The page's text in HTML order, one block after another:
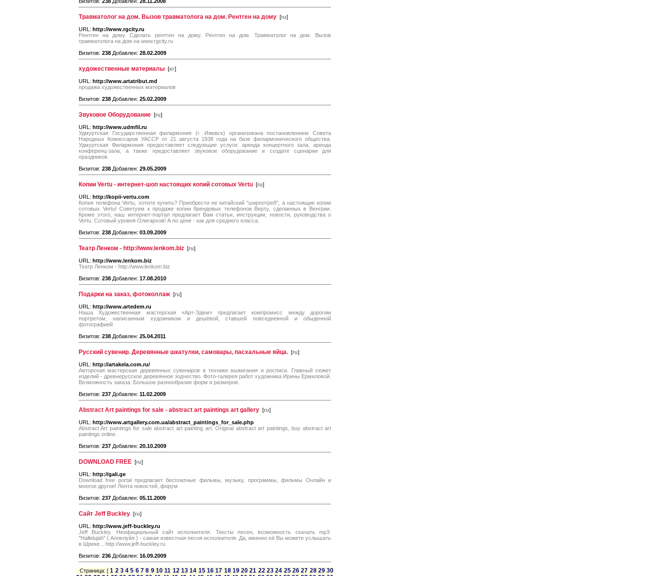
Травматолог на дом. Вызов травматолога на дом. Рентген на дому [ru]
URL: http://www.rgcity.ru
Рентген на дому. Сделать рентген на дому. Рентген на дом. Травматолог на дом. Вызов
травматолога на дом на www.rgcity.ru
Визитов: 238 Добавлен: 28.02.2009
художественные материалы [кг]
URL: http://www.artatribut.md
продажа художественных материалов
Визитов: 238 Добавлен: 25.02.2009
Звуковое Оборудование [ru]
URL: http://www.udmfil.ru
Удмуртская Государственная филармония (г. Ижевск) организована постановлением Совета
Народных Комиссаров УАССР от 21 августа 1938 года на базе филармонического общества.
Удмуртская Филармония предоставляет следующие услуги: аренда концертного зала, аренда
конференц-зала, а также предоставляет звуковое оборудование и создате сценарии для
праздников.
Визитов: 238 Добавлен: 29.05.2009
Копии Vertu - интернет-шоп настоящих копий сотовых Vertu [ru]
URL: http://kopii-vertu.com
Копия телефона Vertu, хотите купить? Приобрести не китайский "ширпотреб", а настоящие копии
сотовых Vertu! Советуем к продаже копии брендовых телефонов Верту, сделанных в Венгрии.
Кроме этого, наш интернет-портал предлагает Вам статьи, инструкции, новости, руководства о
Vertu. Сотовый уровня Олигархов! А по цене - как для среднего класса.
Визитов: 238 Добавлен: 03.09.2009
Театр Ленком - http://www.lenkom.biz [ru]
URL: http://www.lenkom.biz
Театр Ленком - http://www.lenkom.biz
Визитов: 238 Добавлен: 17.08.2010
Подарки на заказ, фотоколлаж [ru]
URL: http://www.artedem.ru
Наша Художественная мастерская «Арт-Эдем» предлагает компромисс между дорогим
портретом, написанным художником и дешёвой, ставшей повседневной и обыденной
фотографией
Визитов: 238 Добавлен: 25.04.2011
Русский сувенир. Деревянные шкатулки, самовары, пасхальные яйца. [ru]
URL: http://artakela.com.ru/
Авторская мастерская деревянных сувениров в технике выжигания и росписи. Главный сюжет
изделий - древнерусское деревянное зодчество. Фото-галерея работ художника Ирины Ермиловой.
Возможность заказа. Большое разнообразие форм и размеров.
Визитов: 237 Добавлен: 11.02.2009
Abstract Art paintings for sale - abstract art paintings art gallery [ru]
URL: http://www.artgallery.com.ua/abstract_paintings_for_sale.php
Abstract Art paintings for sale abstract art painting art. Original abstract art paintings, buy abstract art
paintings online.
Визитов: 237 Добавлен: 20.10.2009
DOWNLOAD FREE [ru]
URL: http://gali.ge
Download free portal предлагает бесплатные фильмы, музыку, программы, фильмы Онлайн и
многое другое! Лента новостей, форум
Визитов: 237 Добавлен: 05.11.2009
Сайт Jeff Buckley [ru]
URL: http://www.jeff-buckley.ru
Jeff Buckley. Неофициальный сайт исполнителя. Тексты песен, возможность скачать mp3.
"Hallelujah" ( Аллелуйя ) - самая известная песня исполнителя. Да, именно её Вы можете услышать
в Шреке... http://www.jeff-buckley.ru
Визитов: 236 Добавлен: 16.09.2009
Страница: [1 2 3 4 5 6 7 8 9 10 11 12 13 14 15 16 17 18 19 20 21 22 23 24 25 26 27 28 29 30